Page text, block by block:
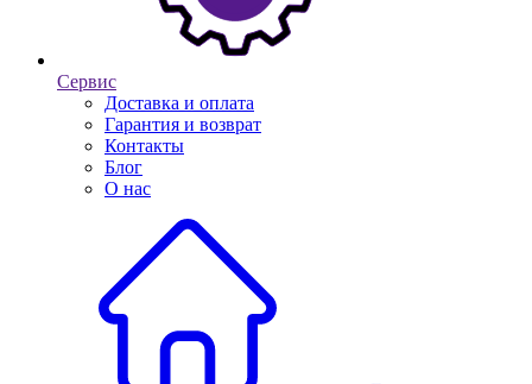
Сервис
Доставка и оплата
Гарантия и возврат
Контакты
Блог
О нас